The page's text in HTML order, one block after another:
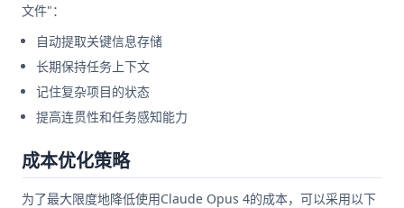
文件"：
自动提取关键信息存储
长期保持任务上下文
记住复杂项目的状态
提高连贯性和任务感知能力
成本优化策略
为了最大限度地降低使用Claude Opus 4的成本，可以采用以下